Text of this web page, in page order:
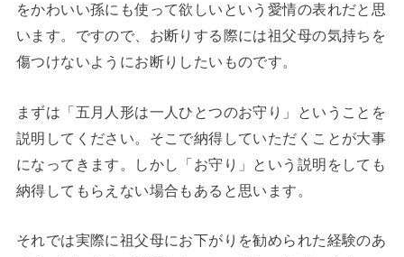
をかわいい孫にも使って欲しいという愛情の表れだと思
います。ですので、お断りする際には祖父母の気持ちを
傷つけないようにお断りしたいものです。
まずは「五月人形は一人ひとつのお守り」ということを
説明してください。そこで納得していただくことが大事
になってきます。しかし「お守り」という説明をしても
納得してもらえない場合もあると思います。
それでは実際に祖父母にお下がりを勧められた経験のあ